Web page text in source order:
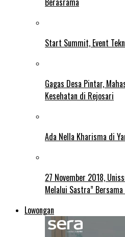
Start Summit, Event
Gagas Desa Pintar,
Kesehatan di Rejosari
Ada Nella Kharisma di
27 November 2018,
Melalui Sastra” Bersama
Lowongan